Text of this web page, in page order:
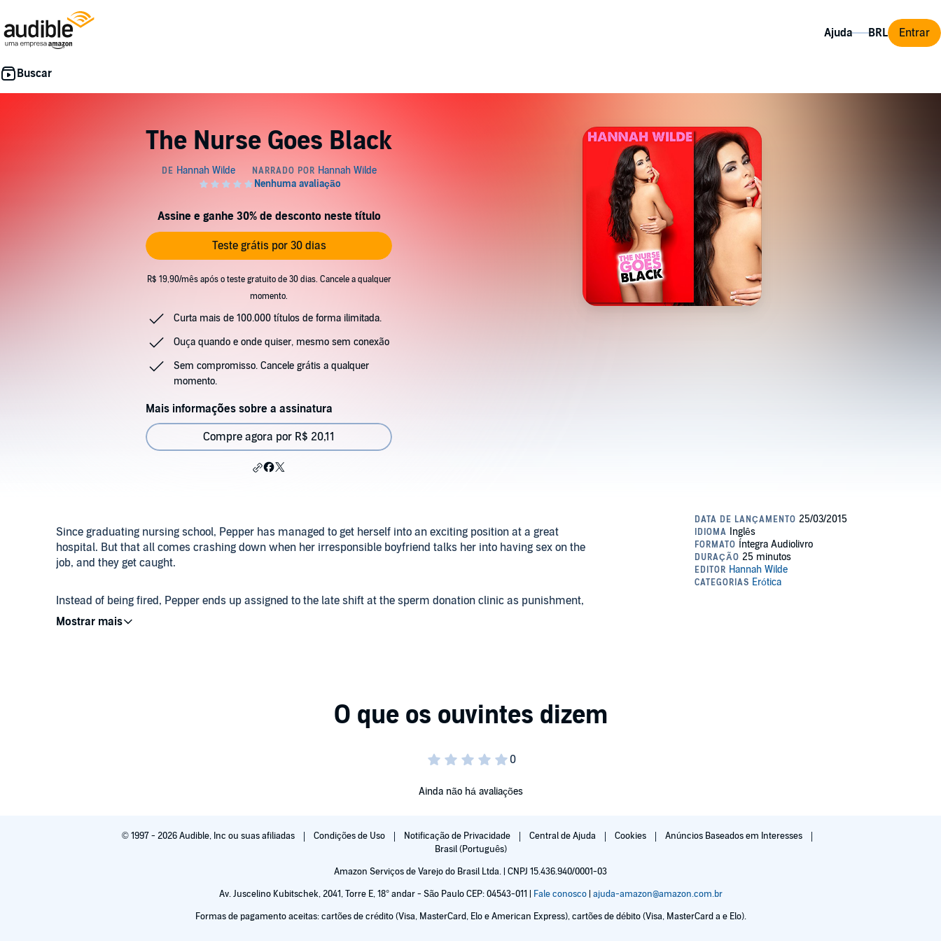
Ajuda Entrar
The Nurse Goes Black
Assine e ganhe 30% de desconto neste título
Teste grátis por 30 dias
R$ 19,90/mês após o teste gratuito de 30 dias. Cancele a qualquer
momento.
Curta mais de 100.000 títulos de forma ilimitada.
Ouça quando e onde quiser, mesmo sem conexão
Sem compromisso. Cancele grátis a qualquer
momento.
Mais informações sobre a assinatura
Compre agora por R$ 20,11
Since graduating nursing school, Pepper has managed to get herself into an exciting position at a great
hospital. But that all comes crashing down when her irresponsible boyfriend talks her into having sex on the
job, and they get caught.
Instead of being fired, Pepper ends up assigned to the late shift at the sperm donation clinic as punishment,
which leads her to a chance encounter with five handsome black men.
This is a nasty erotica audiobook. It contains rough interracial sex, gangbangs, double penetration, and one
Ainda não há avaliações
© 1997 - 2026 Audible, Inc ou suas afiliadas Condições de Uso Notificação de Privacidade Central de Ajuda Cookies
Anúncios Baseados em Interesses
Brasil (Português)
Amazon Serviços de Varejo do Brasil Ltda. | CNPJ 15.436.940/0001-03
Av. Juscelino Kubitschek, 2041, Torre E, 18° andar - São Paulo CEP: 04543-011 |
Fale conosco| ajuda-amazon@amazon.com.br
Formas de pagamento aceitas: cartões de crédito (Visa, MasterCard, Elo e American Express), cartões de débito (Visa, MasterCard a e Elo).